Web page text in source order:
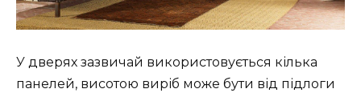
У дверях зазвичай використовується кілька
панелей, висотою виріб може бути від підлоги